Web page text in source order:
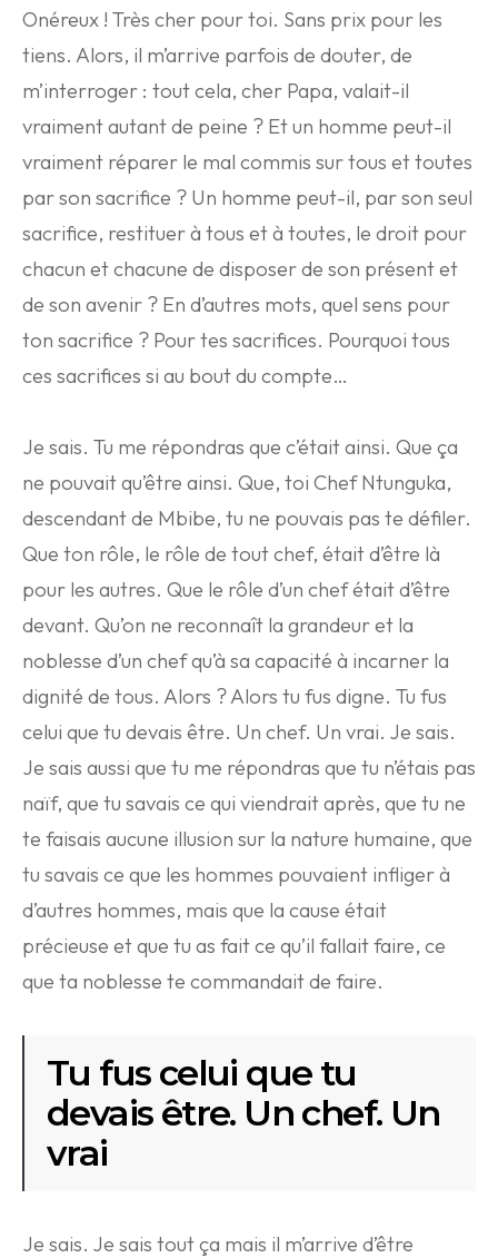
Onéreux ! Très cher pour toi. Sans prix pour les
tiens. Alors, il m’arrive parfois de douter, de
m’interroger : tout cela, cher Papa, valait-il
vraiment autant de peine ? Et un homme peut-il
vraiment réparer le mal commis sur tous et toutes
par son sacrifice ? Un homme peut-il, par son seul
sacrifice, restituer à tous et à toutes, le droit pour
chacun et chacune de disposer de son présent et
de son avenir ? En d’autres mots, quel sens pour
ton sacrifice ? Pour tes sacrifices. Pourquoi tous
ces sacrifices si au bout du compte…
Je sais. Tu me répondras que c’était ainsi. Que ça
ne pouvait qu’être ainsi. Que, toi Chef Ntunguka,
descendant de Mbibe, tu ne pouvais pas te défiler.
Que ton rôle, le rôle de tout chef, était d’être là
pour les autres. Que le rôle d’un chef était d’être
devant. Qu’on ne reconnaît la grandeur et la
noblesse d’un chef qu’à sa capacité à incarner la
dignité de tous. Alors ? Alors tu fus digne. Tu fus
celui que tu devais être. Un chef. Un vrai. Je sais.
Je sais aussi que tu me répondras que tu n’étais pas
naïf, que tu savais ce qui viendrait après, que tu ne
te faisais aucune illusion sur la nature humaine, que
tu savais ce que les hommes pouvaient infliger à
d’autres hommes, mais que la cause était
précieuse et que tu as fait ce qu’il fallait faire, ce
que ta noblesse te commandait de faire.
Tu fus celui que tu
devais être. Un chef. Un
vrai
Je sais. Je sais tout ça mais il m’arrive d’être